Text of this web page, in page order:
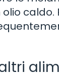
caldo.